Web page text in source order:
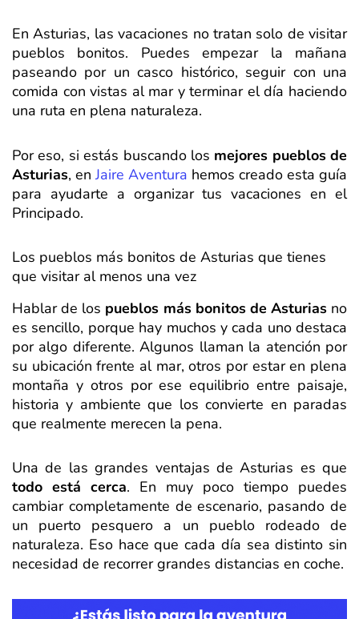
En Asturias, las vacaciones no tratan solo de visitar
pueblos bonitos. Puedes empezar la mañana
paseando por un casco histórico, seguir con una
comida con vistas al mar y terminar el día haciendo
una ruta en plena naturaleza.
Por eso, si estás buscando los mejores pueblos de
Asturias, enJaire Aventura hemos creado esta guía
para ayudarte a organizar tus vacaciones en el
Principado.
Los pueblos más bonitos de Asturias que tienes
que visitar al menos una vez
Hablar de los pueblos más bonitos de Asturiasno
es sencillo, porque hay muchos y cada uno destaca
por algo diferente. Algunos llaman la atención por
su ubicación frente al mar, otros por estar en plena
montaña y otros por ese equilibrio entre paisaje,
historia y ambiente que los convierte en paradas
que realmente merecen la pena.
Una de las grandes ventajas de Asturias es que
todo está cerca. En muy poco tiempo puedes
cambiar completamente de escenario, pasando de
un puerto pesquero a un pueblo rodeado de
naturaleza. Eso hace que cada día sea distinto sin
necesidad de recorrer grandes distancias en coche.